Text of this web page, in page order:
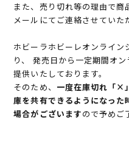
また、売り切れ等の理由で商
メールにてご連絡させていた
ホビーラホビーレオンライン
り、 発売日から一定期間オ
提供いたしております。
そのため、 一度在庫切れ「×
庫を共有できるようになった
場合がございますので予めご